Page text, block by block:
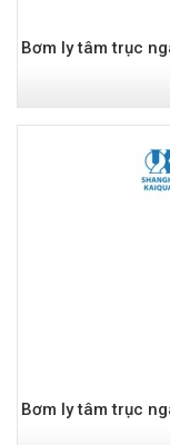
Bơm ly tâm trục
Bơm ly tâm trục